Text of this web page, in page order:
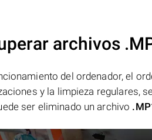
archivos
del ordenador, el
y la limpieza regulares,
ser eliminado un archivo